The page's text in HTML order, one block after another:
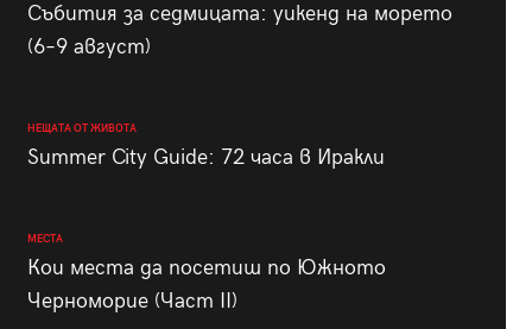
Събития за седмицата: уикенд на морето
(6–9 август)
НЕЩАТА ОТ ЖИВОТА
Summer City Guide: 72 часа в Иракли
МЕСТА
Кои места да посетиш по Южното
Черноморие (Част II)